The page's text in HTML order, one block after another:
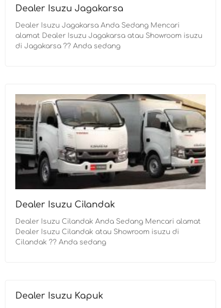
Dealer Isuzu Jagakarsa
Dealer Isuzu Jagakarsa Anda Sedang Mencari
alamat Dealer Isuzu Jagakarsa atau Showroom isuzu
di Jagakarsa ?? Anda sedang
Dealer Isuzu Cilandak
Dealer Isuzu Cilandak Anda Sedang Mencari alamat
Dealer Isuzu Cilandak atau Showroom isuzu di
Cilandak ?? Anda sedang
Dealer Isuzu Kapuk